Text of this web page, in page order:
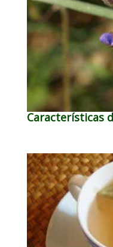
Características